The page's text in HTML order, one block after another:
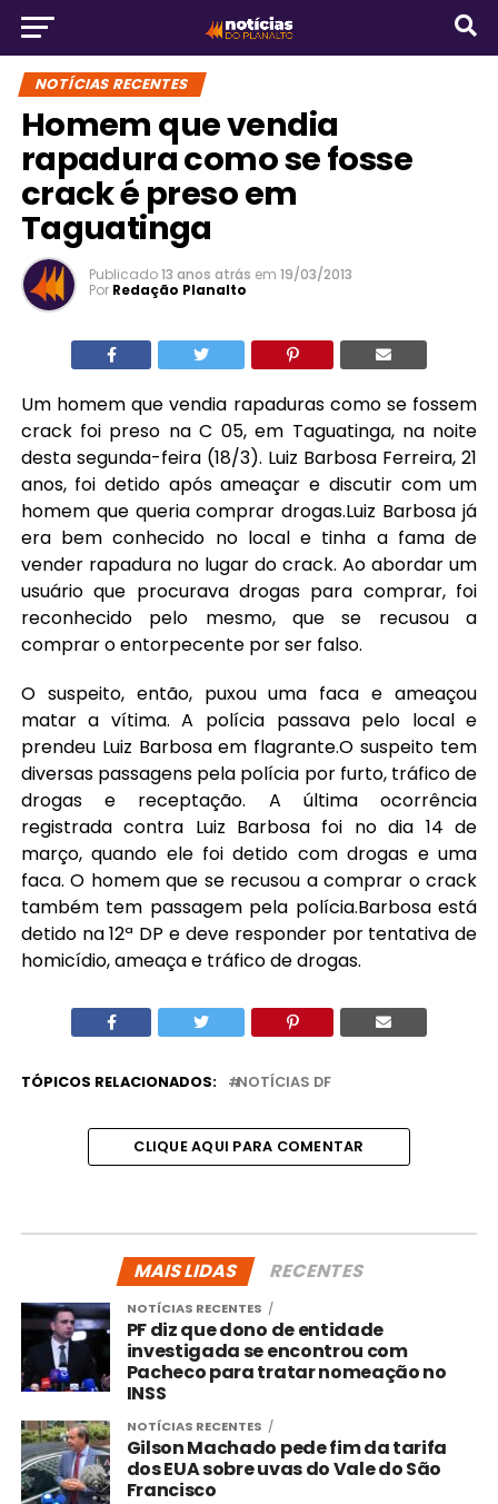
NOTÍCIAS RECENTES
Homem que vendia
rapadura como se fosse
crack é preso em
Taguatinga
Publicado13 anos atrás em 19/03/2013
Por Redação Planalto
Um homem que vendia rapaduras como se fossem
crack foi preso na C 05, em Taguatinga, na noite
desta segunda-feira (18/3). Luiz Barbosa Ferreira, 21
anos, foi detido após ameaçar e discutir com um
homem que queria comprar drogas.Luiz Barbosa já
era bem conhecido no local e tinha a fama de
vender rapadura no lugar do crack. Ao abordar um
usuário que procurava drogas para comprar, foi
reconhecido pelo mesmo, que se recusou a
comprar o entorpecente por ser falso.
O suspeito, então, puxou uma faca e ameaçou
matar a vítima. A polícia passava pelo local e
prendeu Luiz Barbosa em flagrante.O suspeito tem
diversas passagens pela polícia por furto, tráfico de
drogas e receptação. A última ocorrência
registrada contra Luiz Barbosa foi no dia 14 de
março, quando ele foi detido com drogas e uma
faca. O homem que se recusou a comprar o crack
também tem passagem pela polícia.Barbosa está
detido na 12ª DP e deve responder por tentativa de
homicídio, ameaça e tráfico de drogas.
TÓPICOS RELACIONADOS: NOTÍCIAS DF
CLIQUE AQUI PARA COMENTAR
MAIS LIDAS RECENTES
NOTÍCIAS RECENTES
PF diz que dono de entidade
investigada se encontrou com
Pacheco para tratar nomeação no
INSS
NOTÍCIAS RECENTES
Gilson Machado pede fim da tarifa
dos EUA sobre uvas do Vale do São
Francisco